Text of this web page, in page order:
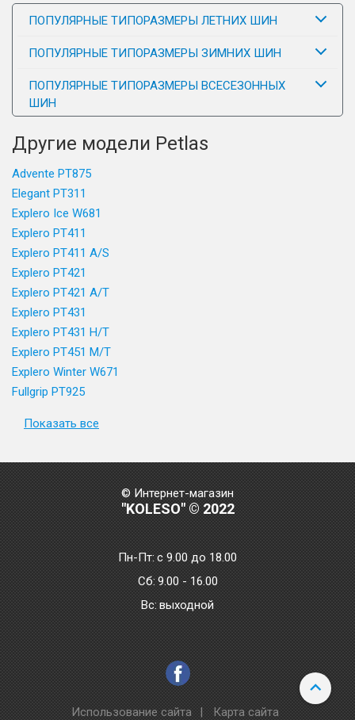
ПОПУЛЯРНЫЕ ТИПОРАЗМЕРЫ ЛЕТНИХ ШИН
ПОПУЛЯРНЫЕ ТИПОРАЗМЕРЫ ЗИМНИХ ШИН
ПОПУЛЯРНЫЕ ТИПОРАЗМЕРЫ ВСЕСЕЗОННЫХ
ШИН
Другие модели Petlas
Advente PT875
Elegant PT311
Explero Ice W681
Explero PT411
Explero PT411 A/S
Explero PT421
Explero PT421 A/T
Explero PT431
Explero PT431 H/T
Explero PT451 M/T
Explero Winter W671
Fullgrip PT925
Показать все
© Интернет-магазин
"KOLESO" © 2022
Пн-Пт:с 9.00 до 18.00
Сб: 9.00 - 16.00
Bc: выходной
Использование сайта | Карта сайта